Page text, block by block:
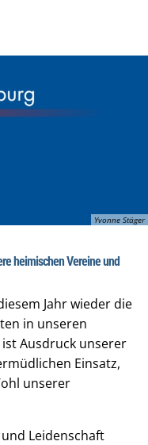
Yvonne Stäger
heimischen Vereine und
Jahr wieder die
in unseren
Ausdruck unserer
Einsatz,
unserer
Leidenschaft